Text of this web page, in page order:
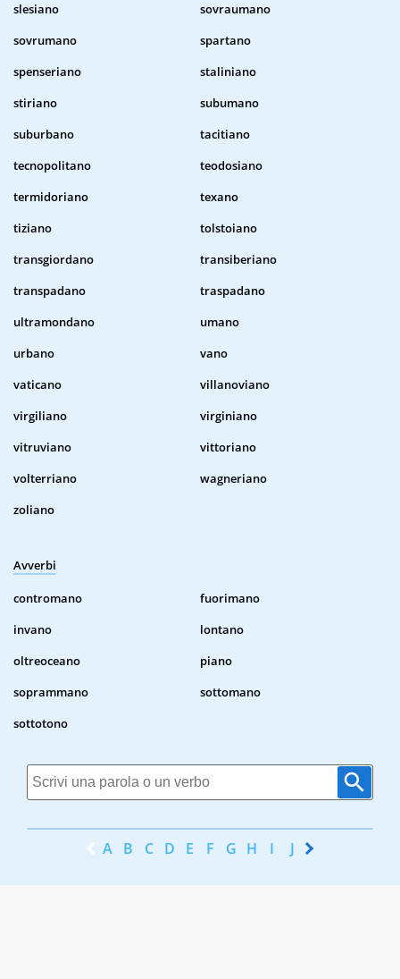
slesiano
sovraumano
sovrumano
spartano
spenseriano
staliniano
stiriano
subumano
suburbano
tacitiano
tecnopolitano
teodosiano
termidoriano
texano
tiziano
tolstoiano
transgiordano
transiberiano
transpadano
traspadano
ultramondano
umano
urbano
vano
vaticano
villanoviano
virgiliano
virginiano
vitruviano
vittoriano
volterriano
wagneriano
zoliano
Avverbi
contromano
fuorimano
invano
lontano
oltreoceano
piano
soprammano
sottomano
sottotono
A B C D E F G H I J K